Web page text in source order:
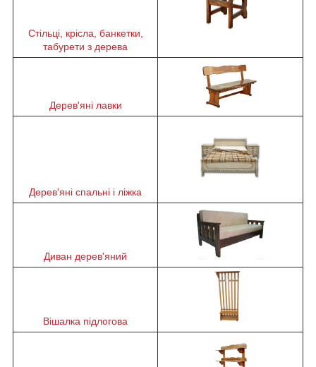
Стільці, крісла, банкетки,
табурети з дерева
Дерев'яні лавки
Дерев'яні спальні і ліжка
Диван дерев'яний
Вішалка підлогова